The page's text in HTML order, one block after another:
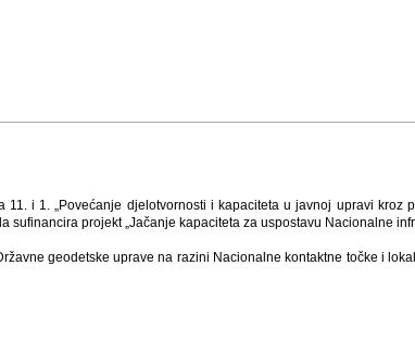
i 1. „Povećanje djelotvornosti i kapaciteta u javnoj upravi
projekt „Jačanje kapaciteta za uspostavu Nacionalne
geodetske uprave na razini Nacionalne kontaktne točke i